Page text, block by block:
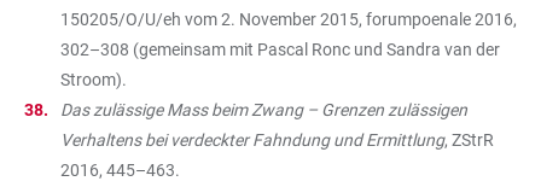
150205/O/U/eh vom 2. November 2015, forumpoenale 2016,
302–308 (gemeinsam mit Pascal Ronc und Sandra van der
Stroom).
Das zulässige Mass beim Zwang – Grenzen zulässigen
Verhaltens bei verdeckter Fahndung und Ermittlung, ZStrR
2016, 445–463.